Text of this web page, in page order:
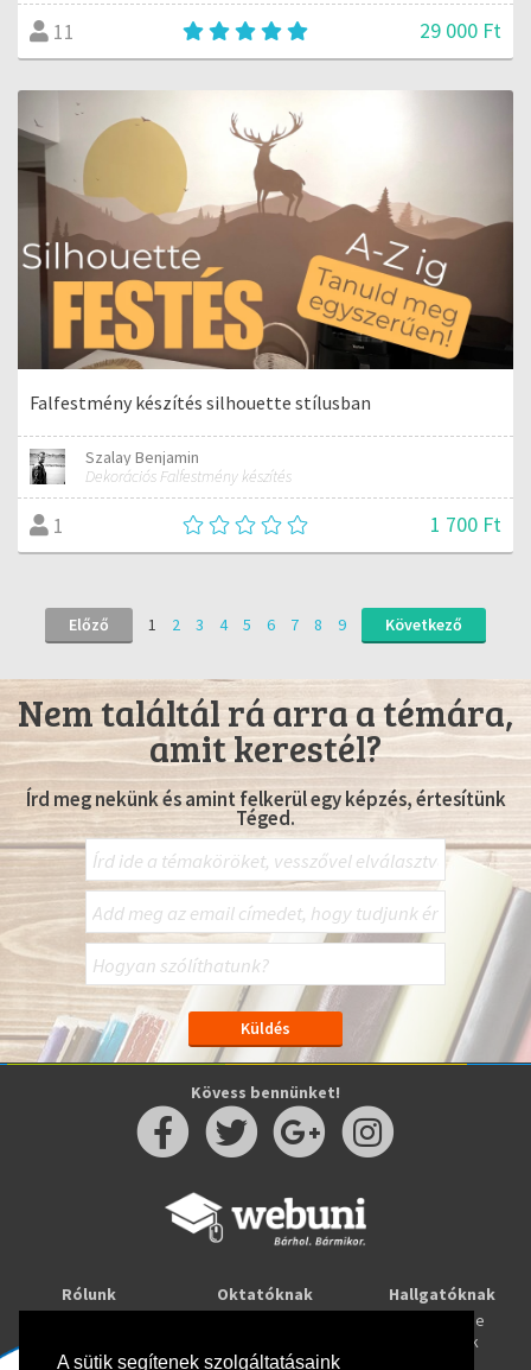
A sütik segítenek szolgáltatásaink
11 29 000 Ft
Falfestmény készítés silhouette stílusban
Szalay Benjamin
Dekorációs Falfestmény készítés
1 1 700 Ft
Előző 1 2 3 4 5 6 7 8 9 Következő
Nem találtál rá arra a témára,
amit kerestél?
Írd meg nekünk és amint felkerül egy képzés, értesítünk
Téged.
Kövess bennünket!
Rólunk
Oktatóknak
Webuni Stúdió
Hallgatóknak
Tanulj online
Képzések